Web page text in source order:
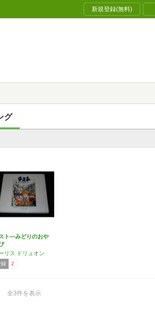
新規登録(無料)
グ
ト―みどりのおや
リス ドリュオン
録 2
全3件を表示